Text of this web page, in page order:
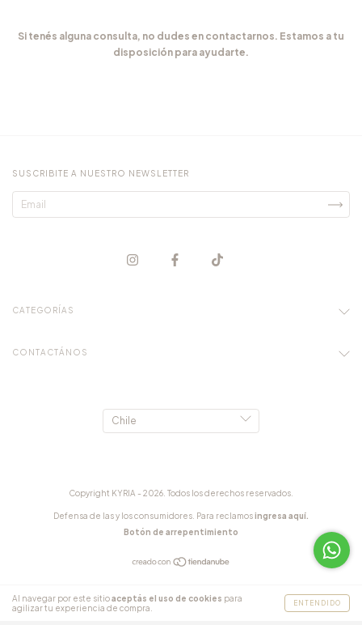
Al navegar por este sitioaceptás el uso de cookies para
agilizar tu experiencia de compra.
ENTENDIDO
Si tenés alguna consulta, no dudes en contactarnos. Estamos a tu
disposición para ayudarte.
SUSCRIBITE A NUESTRO NEWSLETTER
CATEGORÍAS
CONTACTÁNOS
Copyright KYRIA - 2026. Todos los derechos reservados.
Defensa de las y los consumidores. Para reclamosingresa aquí.
Botón de arrepentimiento